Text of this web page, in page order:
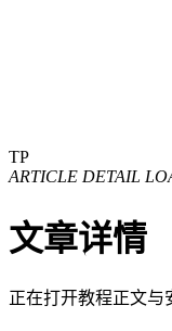
TP
ARTICLE DETAIL
文章详情
正在打开教程正文与